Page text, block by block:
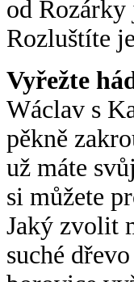
od Rozárky
Rozluštíte
Vyřežte
Wáclav s
pěkně
už máte
si můžete
Jaký zvolit
suché